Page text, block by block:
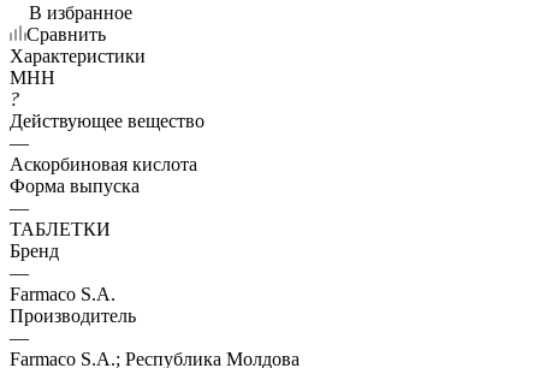
В избранное
Сравнить
Характеристики
МНН
?
Действующее вещество
—
Аскорбиновая кислота
Форма выпуска
—
ТАБЛЕТКИ
Бренд
—
Farmaco S.A.
Производитель
—
Farmaco S.A.; Республика Молдова